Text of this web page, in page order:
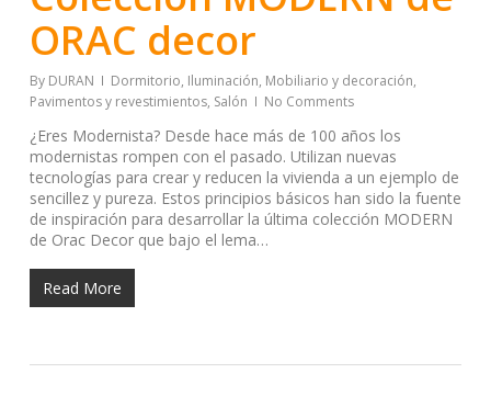
ORAC decor
By DURAN Dormitorio, Iluminación, Mobiliario y decoración,
Pavimentos y revestimientos, Salón No Comments
¿Eres Modernista? Desde hace más de 100 años los
modernistas rompen con el pasado. Utilizan nuevas
tecnologías para crear y reducen la vivienda a un ejemplo de
sencillez y pureza. Estos principios básicos han sido la fuente
de inspiración para desarrollar la última colección MODERN
de Orac Decor que bajo el lema…
Read More